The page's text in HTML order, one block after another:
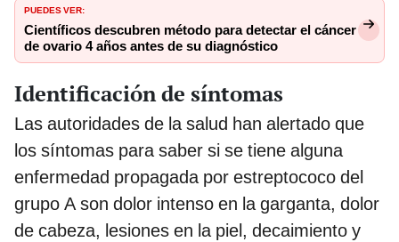
PUEDES VER:
Científicos descubren método para detectar el cáncer
de ovario 4 años antes de su diagnóstico
Identificación de síntomas
Las autoridades de la salud han alertado que
los síntomas para saber si se tiene alguna
enfermedad propagada por estreptococo del
grupo A son dolor intenso en la garganta, dolor
de cabeza, lesiones en la piel, decaimiento y